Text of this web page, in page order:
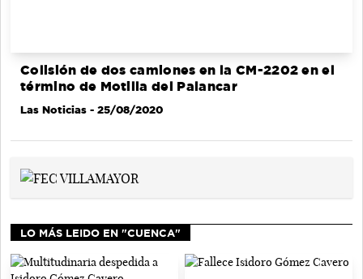
Colisión de dos camiones en la CM-2202 en el
término de Motilla del Palancar
Las Noticias - 25/08/2020
LO MÁS LEIDO EN "CUENCA"